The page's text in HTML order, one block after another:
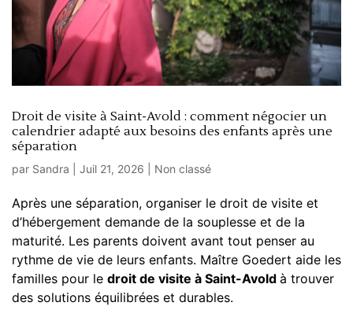
Droit de visite à Saint-Avold : comment négocier un
calendrier adapté aux besoins des enfants après une
séparation
par Sandra Juil 21, 2026 Non classé
Après une séparation, organiser le droit de visite et
d’hébergement demande de la souplesse et de la
maturité. Les parents doivent avant tout penser au
rythme de vie de leurs enfants. Maître Goedert aide les
familles pour le droit de visite à Saint-Avold à trouver
des solutions équilibrées et durables.